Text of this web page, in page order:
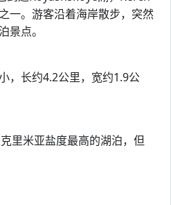
一。游客沿着海岸散步，突然
景点。
，长约4.2公里，宽约1.9公
里米亚盐度最高的湖泊，但